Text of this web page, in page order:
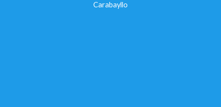
Carabayllo